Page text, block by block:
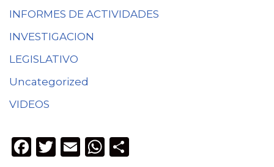
INFORMES DE ACTIVIDADES
INVESTIGACION
LEGISLATIVO
Uncategorized
VIDEOS
F
T
E
W